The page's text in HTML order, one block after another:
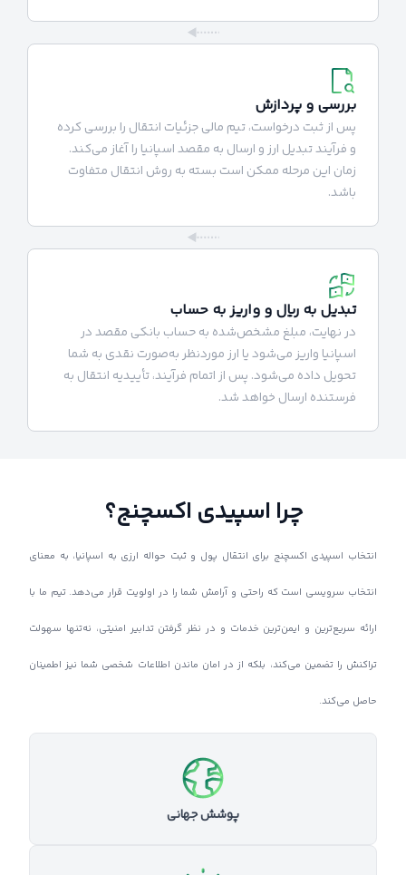
بررسی و پردازش
پس از ثبت درخواست، تیم مالی جزئیات انتقال را بررسی کرده
و فرآیند تبدیل ارز و ارسال به مقصد اسپانیا را آغاز می‌کند.
زمان این مرحله ممکن است بسته به روش انتقال متفاوت
باشد.
تبدیل به ریال و واریز به حساب
در نهایت، مبلغ مشخص‌شده به حساب بانکی مقصد در
اسپانیا واریز می‌شود یا ارز موردنظر به‌صورت نقدی به شما
تحویل داده می‌شود. پس از اتمام فرآیند، تأییدیه انتقال به
فرستنده ارسال خواهد شد.
چرا اسپیدی اکسچنج؟
انتخاب اسپیدی اکسچنج برای انتقال پول و ثبت حواله ارزی به اسپانیا، به معنای
انتخاب سرویسی است که راحتی و آرامش شما را در اولویت قرار می‌دهد. تیم ما با
ارائه سریع‌ترین و ایمن‌ترین خدمات و در نظر گرفتن تدابیر امنیتی، نه‌تنها سهولت
تراکنش را تضمین می‌کند، بلکه از در امان ماندن اطلاعات شخصی شما نیز اطمینان
حاصل می‌کند.
پوشش جهانی